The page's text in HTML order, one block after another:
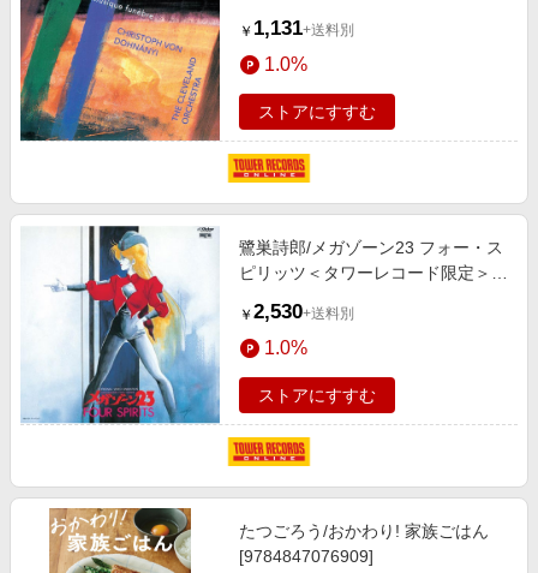
タワーレコード限定＞[PROC-
1440]
￥ 1,131+送料別
1.0%
ストアにすすむ
鷺巣詩郎/メガゾーン23 フォー・ス
ピリッツ＜タワーレコード限定＞
￥ 2,530+送料別
1.0%
ストアにすすむ
たつごろう/おかわり! 家族ごはん
[9784847076909]